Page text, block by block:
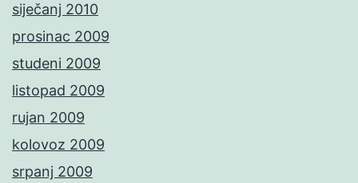
siječanj 2010
prosinac 2009
studeni 2009
listopad 2009
rujan 2009
kolovoz 2009
srpanj 2009